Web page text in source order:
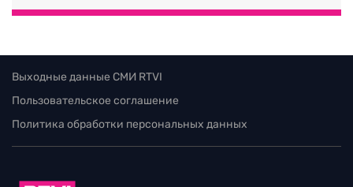
Выходные данные СМИ RTVI
Пользовательское соглашение
Политика обработки персональных данных